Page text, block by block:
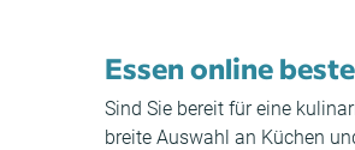
Essen online
Sind Sie bereit für eine
breite Auswahl an Küchen